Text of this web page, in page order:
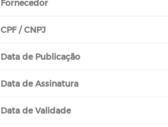
Fornecedor
CPF / CNPJ
Data de Publicação
Data de Assinatura
Data de Validade